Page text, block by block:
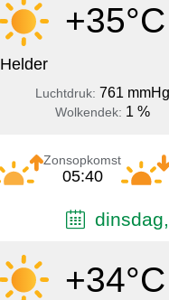
+35°C
Helder
Luchtdruk: 761 mmHg
Wolkendek: 1 %
Zonsopkomst
05:40
+34°C